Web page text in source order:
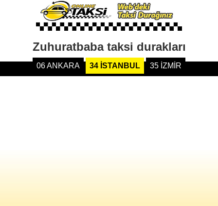
Zuhuratbaba taksi durakları
06 ANKARA 34 İSTANBUL 35 İZMİR